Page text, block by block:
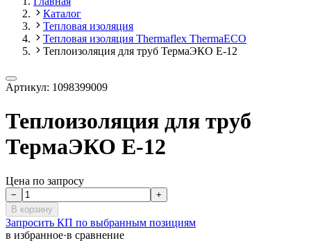
Каталог
Тепловая изоляция
Тепловая изоляция Thermaflex ThermaECO
Теплоизоляция для труб ТермаЭКО Е-12
Артикул: 1098399009
Теплоизоляция для труб
ТермаЭКО Е-12
Цена по запросу
−
+
В корзину
Запросить КП по выбранным позициям
в избранное·в сравнение